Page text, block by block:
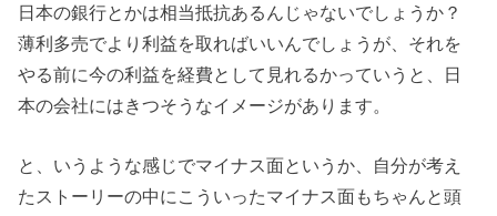
日本の銀行とかは相当抵抗あるんじゃないでしょうか？
薄利多売でより利益を取ればいいんでしょうが、それを
やる前に今の利益を経費として見れるかっていうと、日
本の会社にはきつそうなイメージがあります。
と、いうような感じでマイナス面というか、自分が考え
たストーリーの中にこういったマイナス面もちゃんと頭